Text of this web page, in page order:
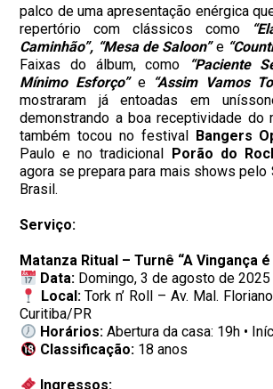
palco de uma apresentação enérgica
repertório com clássicos como
Caminhão”, “Mesa de Saloon”e
Faixas do álbum, como
“Paciente
Mínimo Esforço”e “Assim Vamos
mostraram já entoadas em
demonstrando a boa receptividade do
também tocou no festival Bangers
Paulo e no tradicional Porão do
agora se prepara para mais shows pelo
Brasil.
Serviço:
Matanza Ritual – Turnê “A Vingança
Data:Domingo, 3 de agosto de 2025
Local:Tork n’ Roll – Av. Mal.
Curitiba/PR
Horários:Abertura da casa: 19h •
Classificação:18 anos
Ingressos: